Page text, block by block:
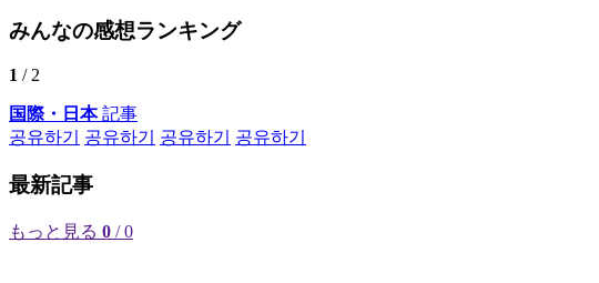
みんなの感想ランキング
1 / 2
国際・日本記事
공유하기
공유하기 공유하기 공유하기
最新記事
もっと見る 0 / 0